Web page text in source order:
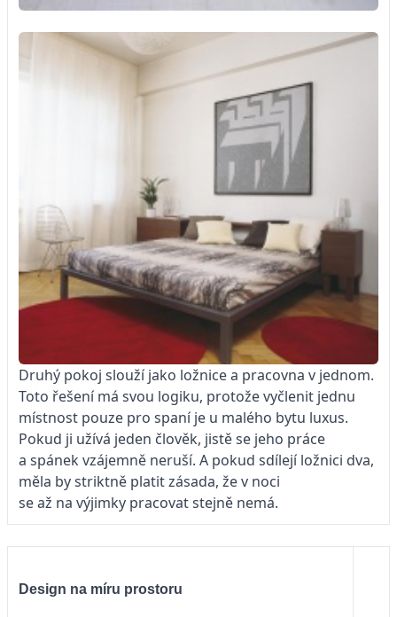
Druhý pokoj slouží jako ložnice a pracovna v jednom.
Toto řešení má svou logiku, protože vyčlenit jednu
místnost pouze pro spaní je u malého bytu luxus.
Pokud ji užívá jeden člověk, jistě se jeho práce
a spánek vzájemně neruší. A pokud sdílejí ložnici dva,
měla by striktně platit zásada, že v noci
se až na výjimky pracovat stejně nemá.
Design na míru prostoru